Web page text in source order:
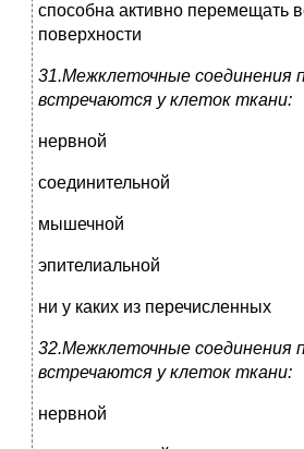
способна активно перемещать
поверхности
31.Межклеточные соединения
встречаются у клеток ткани:
нервной
соединительной
мышечной
эпителиальной
ни у каких из перечисленных
32.Межклеточные соединения
встречаются у клеток ткани:
нервной